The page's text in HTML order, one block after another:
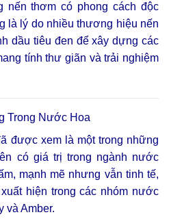
nến thơm có phong cách độc
là lý do nhiều thương hiệu nến
dầu tiêu đen để xây dựng các
tính thư giãn và trải nghiệm
Trong Nước Hoa
được xem là một trong những
có giá trị trong ngành nước
mạnh mẽ nhưng vẫn tinh tế,
hiện trong các nhóm nước
và Amber.